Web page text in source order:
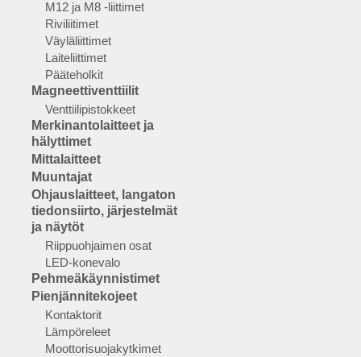
M12 ja M8 -liittimet
Riviliitimet
Väyläliittimet
Laiteliittimet
Pääteholkit
Magneettiventtiilit
Venttiilipistokkeet
Merkinantolaitteet ja
hälyttimet
Mittalaitteet
Muuntajat
Ohjauslaitteet, langaton
tiedonsiirto, järjestelmät
ja näytöt
Riippuohjaimen osat
LED-konevalo
Pehmeäkäynnistimet
Pienjännitekojeet
Kontaktorit
Lämpöreleet
Moottorisuojakytkimet